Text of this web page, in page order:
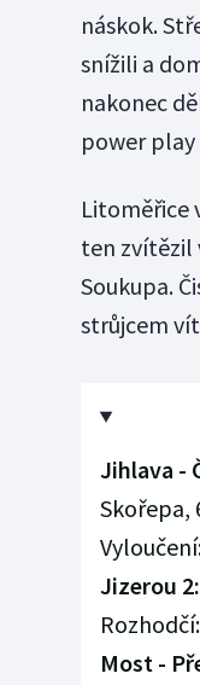
náskok.
snížili a
nakonec
power
Litoměřice
ten zvítězil
Soukupa.
strůjcem
Jihlava -
Skořepa,
Jizerou
Most -